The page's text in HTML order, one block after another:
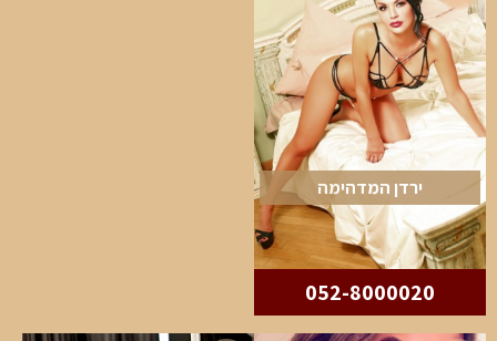
ירדן המדהימה
052-8000020